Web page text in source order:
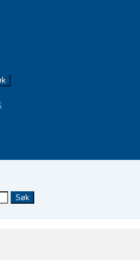
Søk